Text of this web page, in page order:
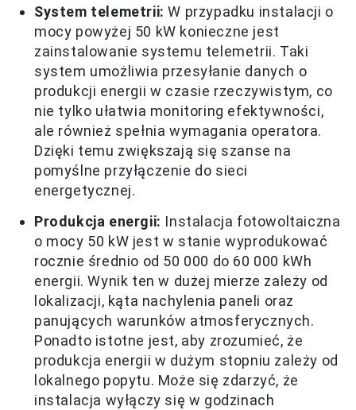
System telemetrii: W przypadku instalacji o
mocy powyżej 50 kW konieczne jest
zainstalowanie systemu telemetrii. Taki
system umożliwia przesyłanie danych o
produkcji energii w czasie rzeczywistym, co
nie tylko ułatwia monitoring efektywności,
ale również spełnia wymagania operatora.
Dzięki temu zwiększają się szanse na
pomyślne przyłączenie do sieci
energetycznej.
Produkcja energii: Instalacja fotowoltaiczna
o mocy 50 kW jest w stanie wyprodukować
rocznie średnio od 50 000 do 60 000 kWh
energii. Wynik ten w dużej mierze zależy od
lokalizacji, kąta nachylenia paneli oraz
panujących warunków atmosferycznych.
Ponadto istotne jest, aby zrozumieć, że
produkcja energii w dużym stopniu zależy od
lokalnego popytu. Może się zdarzyć, że
instalacja wyłączy się w godzinach